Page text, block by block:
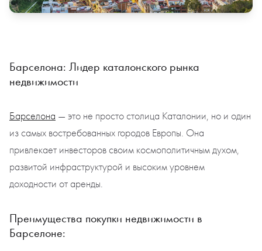
Барселона: Лидер каталонского рынка
недвижимости
Барселона — это не просто столица Каталонии, но и один
из самых востребованных городов Европы. Она
привлекает инвесторов своим космополитичным духом,
развитой инфраструктурой и высоким уровнем
доходности от аренды.
Преимущества покупки недвижимости в
Барселоне: